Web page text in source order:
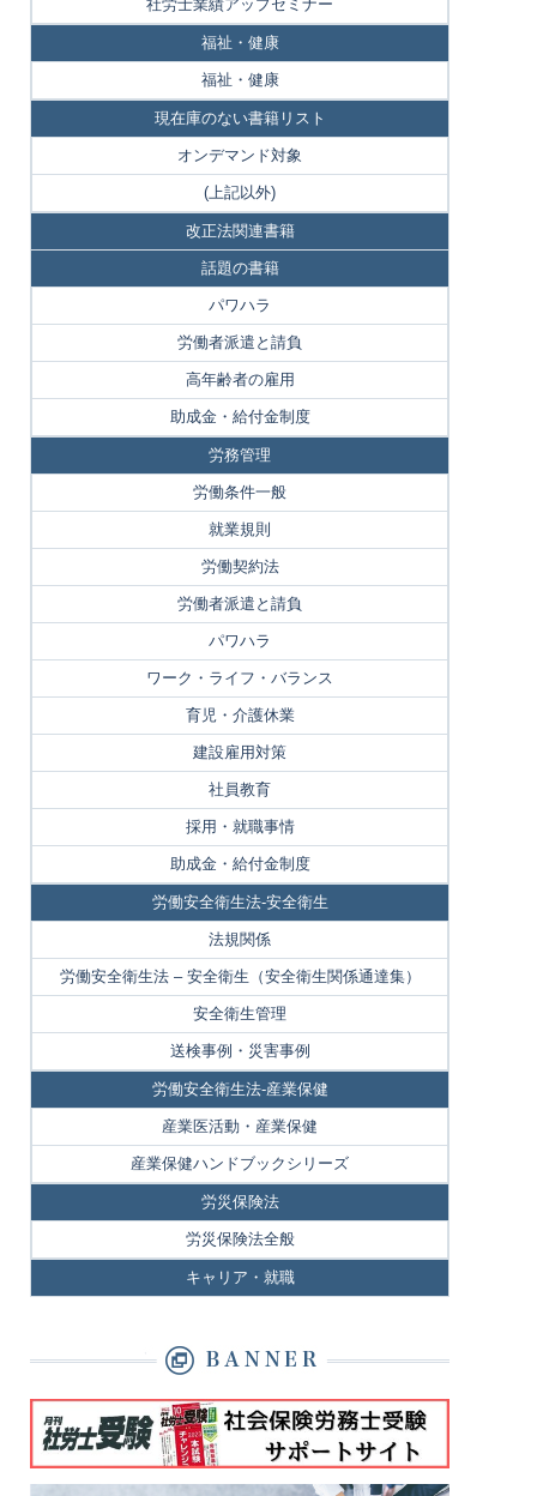
社労士業績アップセミナー
福祉・健康
福祉・健康
現在庫のない書籍リスト
オンデマンド対象
(上記以外)
改正法関連書籍
話題の書籍
パワハラ
労働者派遣と請負
高年齢者の雇用
助成金・給付金制度
労務管理
労働条件一般
就業規則
労働契約法
労働者派遣と請負
パワハラ
ワーク・ライフ・バランス
育児・介護休業
建設雇用対策
社員教育
採用・就職事情
助成金・給付金制度
労働安全衛生法-安全衛生
法規関係
労働安全衛生法 – 安全衛生（安全衛生関係通達集）
安全衛生管理
送検事例・災害事例
労働安全衛生法-産業保健
産業医活動・産業保健
産業保健ハンドブックシリーズ
労災保険法
労災保険法全般
キャリア・就職